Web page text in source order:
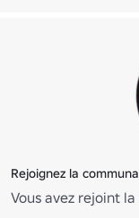
Rejoignez la
Vous avez rejoint